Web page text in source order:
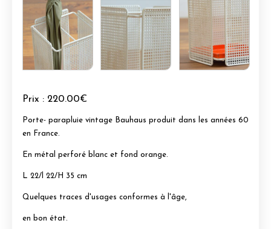
Prix : 220.00€
Porte- parapluie vintage Bauhaus produit dans les années 60
en France.
En métal perforé blanc et fond orange.
L 22/l 22/H 35 cm
Quelques traces d'usages conformes à l'âge,
en bon état.